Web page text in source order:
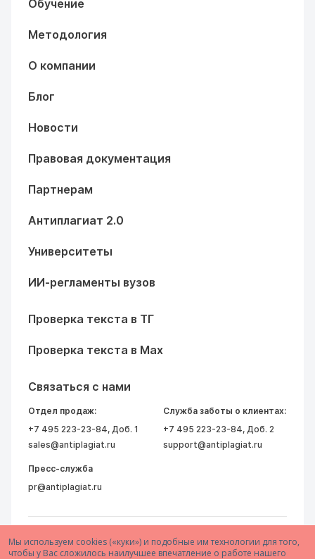
Мы используем cookies («куки») и подобные им технологии для того,
чтобы у Вас сложилось наилучшее впечатление о работе нашего
Обучение
Методология
О компании
Блог
Новости
Правовая документация
Партнерам
Антиплагиат 2.0
Университеты
ИИ-регламенты вузов
Проверка текста в ТГ
Проверка текста в Max
Связаться с нами
Отдел продаж:
+7 495 223-23-84, Доб. 1
sales@antiplagiat.ru
Служба заботы о клиентах:
+7 495 223-23-84, Доб. 2
support@antiplagiat.ru
Пресс-служба
pr@antiplagiat.ru